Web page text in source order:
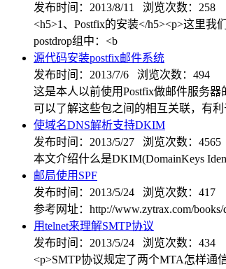
发布时间：2013/8/11 浏览次数：258
<h5>1、Postfix的安装</h5><p>这里我
postdrop组中：<b
源代码安装postfix邮件系统
发布时间：2013/7/6 浏览次数：494
这是本人以前使用Postfix做邮件服务
可以了解这些包之间的相互关联，有
使域名DNS解析支持DKIM
发布时间：2013/5/27 浏览次数：4565
本文介绍什么是DKIM(DomainKeys
邮局使用SPF
发布时间：2013/5/24 浏览次数：417
参考网址：http://www.zytrax.com/books/
用telnet来理解SMTP协议
发布时间：2013/5/24 浏览次数：434
<p>SMTP协议规定了两个MTA怎样通